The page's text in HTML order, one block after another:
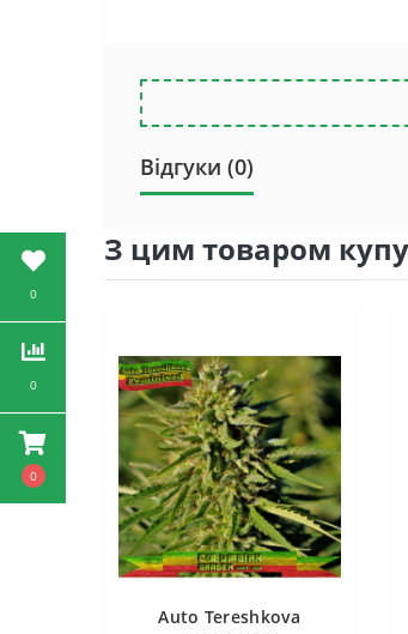
0
0
0
Відгуки (0)
З цим товаром
Auto Tereshkova